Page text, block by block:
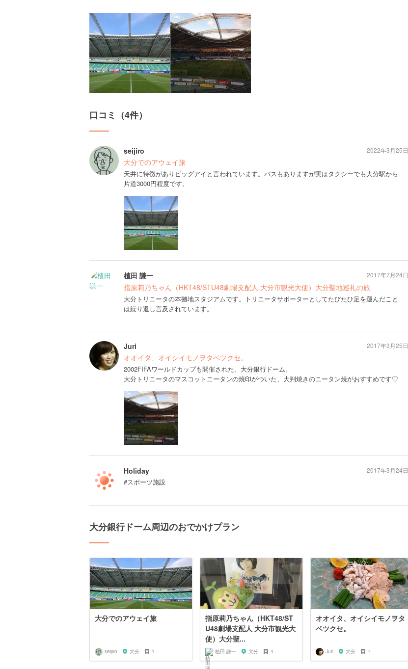
口コミ（4件）
seijiro
大分でのアウェイ旅
天井に特徴がありビッグアイと言われています。バスもありますが実はタクシーでも大分駅から
片道3000円程度です。
2022年3月25日
植田 謙一
指原莉乃ちゃん（HKT48/STU48劇場支配人 大分市観光大使）大分聖地巡礼の旅
大分トリニータの本拠地スタジアムです。トリニータサポーターとしてたびたひ足を運んだこと
は繰り返し言及されています。
2017年7月24日
Juri
オオイタ、オイシイモノヲタベツクセ。
2002FIFAワールドカップも開催された、大分銀行ドーム。
大分トリニータのマスコットニータンの焼印がついた、大判焼きのニータン焼がおすすめです♡
2017年3月25日
Holiday
#スポーツ施設
2017年3月24日
大分銀行ドーム周辺のおでかけプラン
大分でのアウェイ旅
seijiro 大分 1
指原莉乃ちゃん（HKT48/ST
U48劇場支配人 大分市観光大
使）大分聖...
植田 謙一 大分 4
オオイタ、オイシイモノヲタ
ベツクセ。
Juri 大分 7